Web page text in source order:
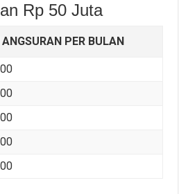
Rp 50 Juta
PER BULAN